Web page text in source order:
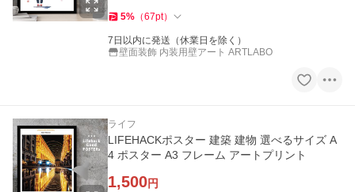
5% （67pt）
7日以内に発送（休業日を除く）
壁面装飾 内装用壁アート ARTLABO
ライフ
LIFEHACKポスター 建築 建物 選べるサイズ A
4 ポスター A3 フレーム アートプリント
1,500円